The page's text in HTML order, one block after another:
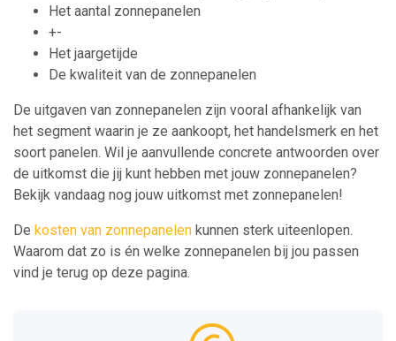
Het aantal zonnepanelen
+-
Het jaargetijde
De kwaliteit van de zonnepanelen
De uitgaven van zonnepanelen zijn vooral afhankelijk van
het segment waarin je ze aankoopt, het handelsmerk en het
soort panelen. Wil je aanvullende concrete antwoorden over
de uitkomst die jij kunt hebben met jouw zonnepanelen?
Bekijk vandaag nog jouw uitkomst met zonnepanelen!
De kosten van zonnepanelen kunnen sterk uiteenlopen.
Waarom dat zo is én welke zonnepanelen bij jou passen
vind je terug op deze pagina.